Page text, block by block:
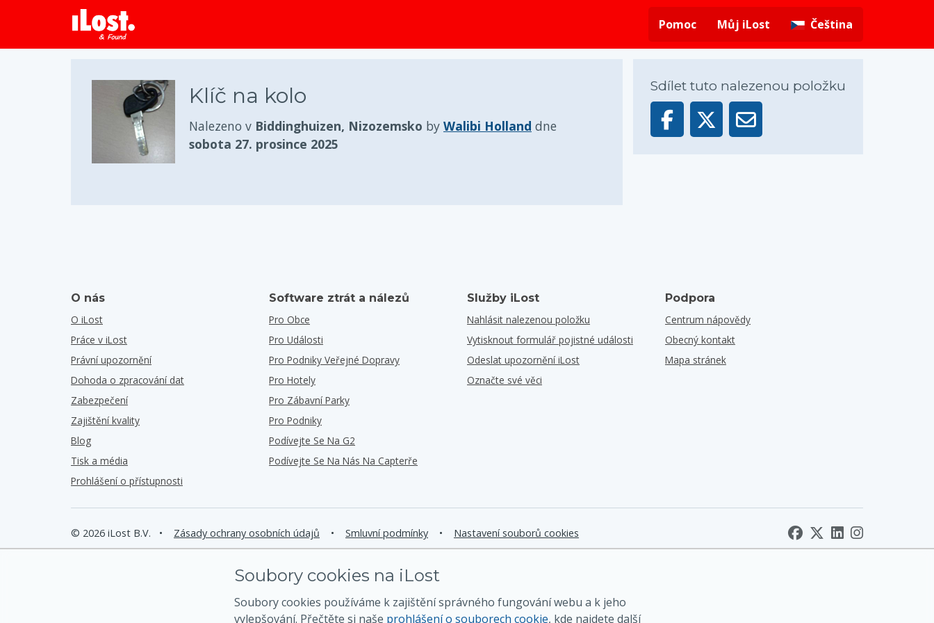
Pomoc
Můj iLost Čeština
Klíč na kolo
Nalezeno v Biddinghuizen, Nizozemsko by Walibi Holland dne
sobota 27. prosince 2025
Sdílet tuto nalezenou položku
O nás
O iLost
Práce v iLost
Právní upozornění
Dohoda o zpracování dat
Zabezpečení
Zajištění kvality
Blog
Tisk a média
Prohlášení o přístupnosti
Software ztrát a nálezů
Pro Obce
Pro Události
Pro Podniky Veřejné Dopravy
Pro Hotely
Pro Zábavní Parky
Pro Podniky
Podívejte Se Na G2
Podívejte Se Na Nás Na Capterře
Služby iLost
Nahlásit nalezenou položku
Vytisknout formulář pojistné události
Odeslat upozornění iLost
Označte své věci
Podpora
Centrum nápovědy
Obecný kontakt
Mapa stránek
© 2026 iLost B.V. • Zásady ochrany osobních údajů • Smluvní podmínky • Nastavení souborů cookies
Soubory cookies na iLost
Soubory cookies používáme k zajištění správného fungování webu a k jeho
vylepšování. Přečtěte si naše prohlášení o souborech cookie, kde najdete další